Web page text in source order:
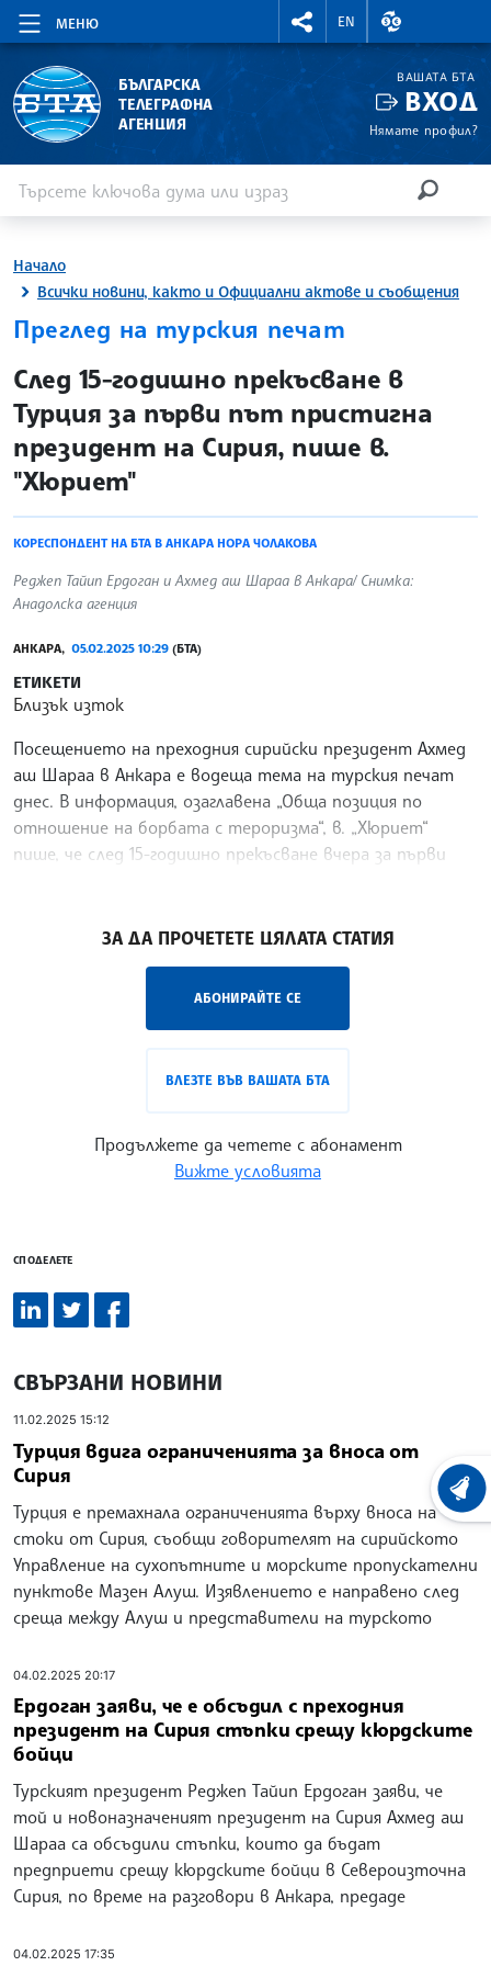
МЕНЮ
RIGHTMENU.SOCIAL
EN
ВАЛУТНИ
БЪЛГАРСКА
ТЕЛЕГРАФНА
АГЕНЦИЯ
ВАШАТА БТА
ВХОД
Нямате профил?
Начало
Всички новини, както и Официални актове и съобщения
Преглед на турския печат
site.bta
След 15-годишно прекъсване в
Турция за първи път пристигна
президент на Сирия, пише в.
"Хюриет"
КОРЕСПОНДЕНТ НА БТА В АНКАРА НОРА ЧОЛАКОВА
Реджеп Тайип Ердоган и Ахмед аш Шараа в Анкара/ Снимка:
Анадолска агенция
АНКАРА, 05.02.2025 10:29 (БТА)
ЕТИКЕТИ
Близък изток
Посещението на преходния сирийски президент Ахмед
аш Шараа в Анкара е водеща тема на турския печат
днес. В информация, озаглавена „Обща позиция по
отношение на борбата с тероризма“, в. „Хюриет“
пише, че след 15-годишно прекъсване вчера за първи
ЗА ДА ПРОЧЕТЕТЕ ЦЯЛАТА СТАТИЯ
АБОНИРАЙТЕ СЕ
ВЛЕЗТЕ ВЪВ ВАШАТА БТА
Продължете да четете с абонамент
Вижте условията
СПОДЕЛЕТЕ
СВЪРЗАНИ НОВИНИ
11.02.2025 15:12
Турция вдига ограниченията за вноса от
Сирия
Турция е премахнала ограниченията върху вноса на
стоки от Сирия, съобщи говорителят на сирийското
Управление на сухопътните и морските пропускателни
пунктове Мазен Алуш. Изявлението е направено след
среща между Алуш и представители на турското
04.02.2025 20:17
Ердоган заяви, че е обсъдил с преходния
президент на Сирия стъпки срещу кюрдските
бойци
Турският президент Реджеп Тайип Ердоган заяви, че
той и новоназначеният президент на Сирия Ахмед аш
Шараа са обсъдили стъпки, които да бъдат
предприети срещу кюрдските бойци в Североизточна
Сирия, по време на разговори в Анкара, предаде
04.02.2025 17:35